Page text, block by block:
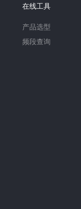
在线工具
产品选型
频段查询